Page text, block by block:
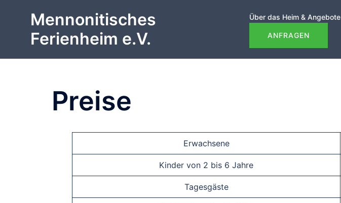
springen
Mennonitisches
Ferienheim e.V.
Über das Heim & Angebote
ANFRAGEN
Preise
Erwachsene
Kinder von 2 bis 6 Jahre
Tagesgäste